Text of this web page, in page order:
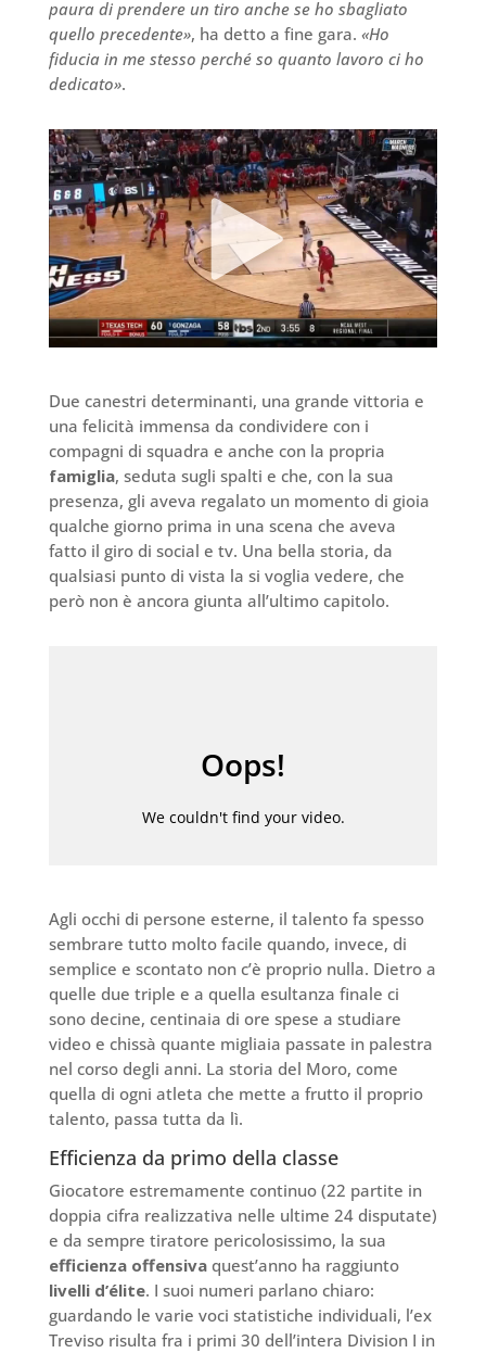
paura di prendere un tiro anche se ho sbagliato
quello precedente», ha detto a fine gara. «Ho
fiducia in me stesso perché so quanto lavoro ci ho
dedicato».
Due canestri determinanti, una grande vittoria e
una felicità immensa da condividere con i
compagni di squadra e anche con la propria
famiglia, seduta sugli spalti e che, con la sua
presenza, gli aveva regalato un momento di gioia
qualche giorno prima in una scena che aveva
fatto il giro di social e tv. Una bella storia, da
qualsiasi punto di vista la si voglia vedere, che
però non è ancora giunta all’ultimo capitolo.
Agli occhi di persone esterne, il talento fa spesso
sembrare tutto molto facile quando, invece, di
semplice e scontato non c’è proprio nulla. Dietro a
quelle due triple e a quella esultanza finale ci
sono decine, centinaia di ore spese a studiare
video e chissà quante migliaia passate in palestra
nel corso degli anni. La storia del Moro, come
quella di ogni atleta che mette a frutto il proprio
talento, passa tutta da lì.
Efficienza da primo della classe
Giocatore estremamente continuo (22 partite in
doppia cifra realizzativa nelle ultime 24 disputate)
e da sempre tiratore pericolosissimo, la sua
efficienza offensivaquest’anno ha raggiunto
livelli d’élite. I suoi numeri parlano chiaro:
guardando le varie voci statistiche individuali, l’ex
Treviso risulta fra i primi 30 dell’intera Division I in